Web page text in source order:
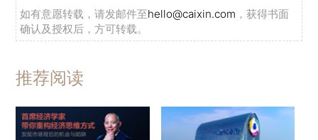
如有意愿转载，请发邮件至hello@caixin.com ，获得书面
确认及授权后，方可转载。
推荐阅读